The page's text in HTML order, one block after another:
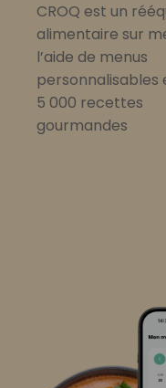
CROQ est un
alimentaire sur
l’aide de menus
personnalisables
5 000 recettes
gourmandes